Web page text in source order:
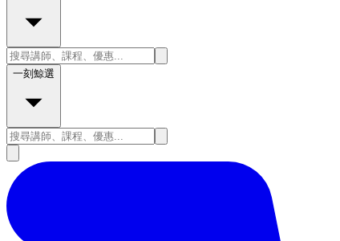
一刻鯨選